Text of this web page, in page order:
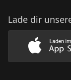
Lade dir